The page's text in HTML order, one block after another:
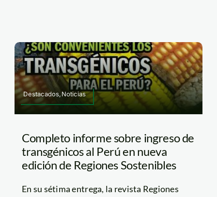
Destacados,Noticias
Completo informe sobre ingreso de
transgénicos al Perú en nueva
edición de Regiones Sostenibles
En su sétima entrega, la revista Regiones